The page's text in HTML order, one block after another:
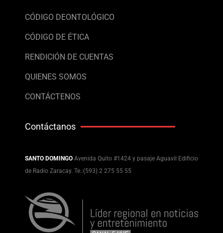
CÓDIGO DEONTOLÓGICO
CÓDIGO DE ÉTICA
RENDICIÓN DE CUENTAS
QUIENES SOMOS
CONTÁCTENOS
Contáctanos
SANTO DOMINGO Avenida Quito #1424 y pasaje Aguavil Edificio
de Radio Zaracay. Te.:(593) 2 275 55 55